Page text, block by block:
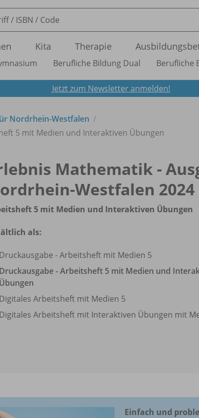
Kita Therapie
Berufliche Bildung Dual Berufliche
Jetzt zum Newsletter anmelden!
Nordrhein-Westfalen
5 mit Medien und Interaktiven Übungen
Mathematik -
Westfalen 2024
5 mit Medien und Interaktiven Übungen
als:
- Arbeitsheft mit Medien 5
- Arbeitsheft 5 mit Medien und
Arbeitsheft mit Medien 5
Arbeitsheft mit Interaktiven Übungen mit
Einfach und